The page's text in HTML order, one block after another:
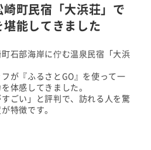
町民宿「大浜荘」で
能してきました
石部海岸に佇む温泉民宿「大浜
が『ふるさとGO』を使って一
体感してきました。
ごい」と評判で、訪れる人を驚
特徴です。